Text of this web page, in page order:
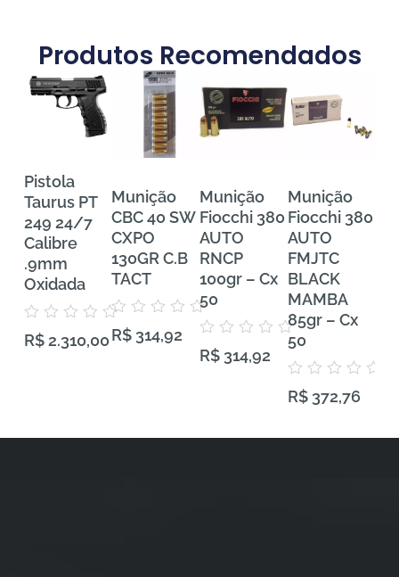
Produtos Recomendados
Pistola
Taurus PT
249 24/7
Calibre
.9mm
Oxidada
0
R$2.310,00
Munição
CBC 40 SW
CXPO
130GR C.B
TACT
0
R$ 314,92
Munição
Fiocchi 380
AUTO
RNCP
100gr – Cx
50
0
R$ 314,92
Munição
Fiocchi 380
AUTO
FMJTC
BLACK
MAMBA
85gr – Cx
50
0
R$372,76